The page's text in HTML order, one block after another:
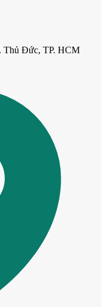
Thủ Đức, TP. HCM